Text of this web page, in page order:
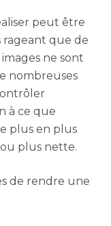
peut être
rageant que de
ne sont
nombreuses
à ce que
plus en plus
plus nette.
de rendre une